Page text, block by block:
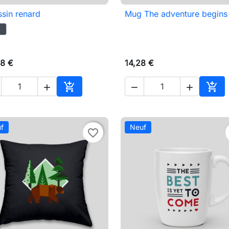
 Aperçu rapide
renard
€
 
Ajouter au panier
 Aperçu rapide
Mug The adventure begins
14,28 €
  
favorite_border Neuf